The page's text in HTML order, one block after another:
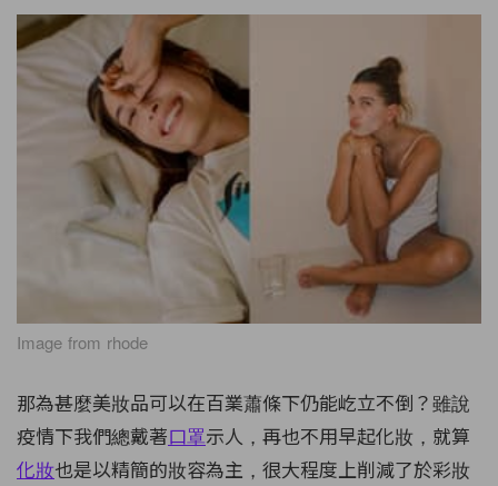
Image from rhode
那為甚麼美妝品可以在百業蕭條下仍能屹立不倒？雖說
疫情下我們總戴著口罩示人，再也不用早起化妝，就算
化妝也是以精簡的妝容為主，很大程度上削減了於彩妝